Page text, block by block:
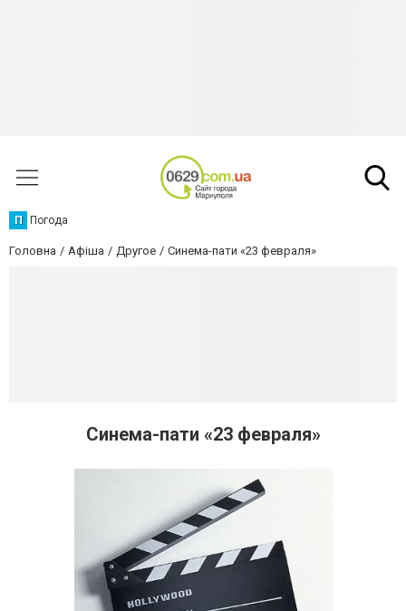
П Погода
Головна Афіша Другое Синема-пати «23 февраля»
Синема-пати «23 февраля»